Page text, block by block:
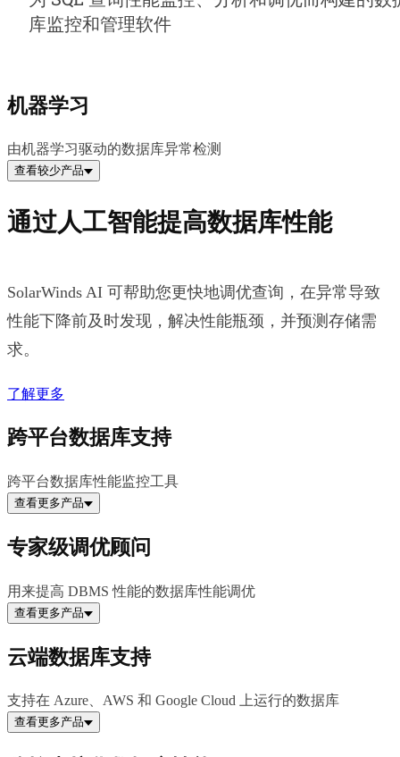
库监控和管理软件
机器学习
由机器学习驱动的数据库异常检测
查看较少产品
通过人工智能提高数据库性能
SolarWinds AI 可帮助您更快地调优查询，在异常导致
性能下降前及时发现，解决性能瓶颈，并预测存储需
求。
了解更多
跨平台数据库支持
跨平台数据库性能监控工具
查看更多产品
专家级调优顾问
用来提高 DBMS 性能的数据库性能调优
查看更多产品
云端数据库支持
支持在 Azure、AWS 和 Google Cloud 上运行的数据库
查看更多产品